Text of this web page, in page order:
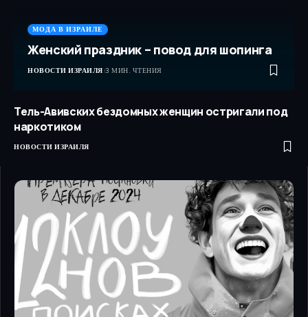
МОДА В ИЗРАИЛЕ
Женский праздник – повод для шопинга
НОВОСТИ ИЗРАИЛЯ 3 МИН. ЧТЕНИЯ
Тель-Авивских бездомных женщин остригали под
наркотиком
НОВОСТИ ИЗРАИЛЯ